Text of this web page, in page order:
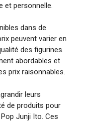
et personnelle.
dans de
peuvent varier en
des figurines.
abordables et
prix raisonnables.
leurs
de produits pour
Junji Ito. Ces